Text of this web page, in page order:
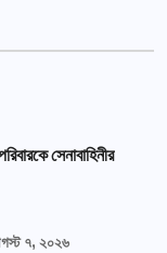
সেনাবাহিনীর
৭, ২০২৬